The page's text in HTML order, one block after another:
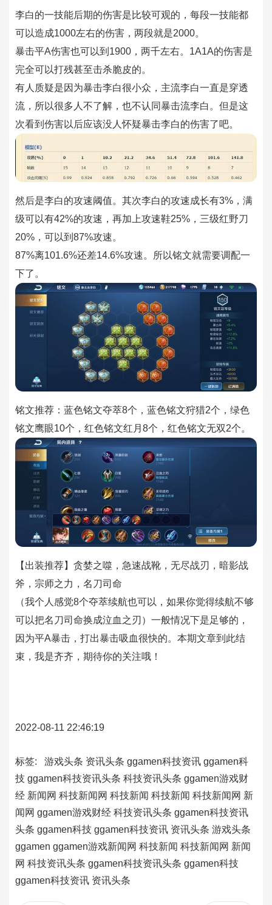
李白的一技能后期的伤害是比较可观的，每段一技能都
可以造成1000左右的伤害，两段就是2000。
暴击平A伤害也可以到1900，两千左右。 1A1A的伤害是
完全可以打残甚至击杀脆皮的。
有人质疑是因为暴击李白很小众，主流李白一直是穿透
流，所以很多人不了解，也不认同暴击流李白。但是这
次看到伤害以后应该没人怀疑暴击李白的伤害了吧。
然后是李白的攻速阈值。其次李白的攻速成长有3%，满
级可以有42%的攻速，再加上攻速鞋25%，三级红野刀
20%，可以到87%攻速。
87%离101.6%还差14.6%攻速。所以铭文就需要调配一
下了。
铭文推荐：蓝色铭文夺萃8个，蓝色铭文狩猎2个，绿色
铭文鹰眼10个，红色铭文红月8个，红色铭文无双2个。
【出装推荐】贪婪之噬，急速战靴，无尽战刃，暗影战
斧，宗师之力，名刀司命
（我个人感觉8个夺萃续航也可以，如果你觉得续航不够
可以把名刀司命换成泣血之刃） 一般情况下是足够的，
因为平A暴击，打出暴击吸血很快的。 本期文章到此结
束，我是齐齐，期待你的关注哦！
2022-08-11 22:46:19
标签: 游戏头条 资讯头条 ggamen科技资讯 ggamen科
技 ggamen科技资讯头条 科技资讯头条 ggamen游戏财
经 新闻网 科技新闻网 科技新闻 科技新闻 科技新闻网 新
闻网 ggamen游戏财经 科技资讯头条 ggamen科技资讯
头条 ggamen科技 ggamen科技资讯 资讯头条 游戏头条
ggamen ggamen游戏新闻网 科技新闻 科技新闻网 新闻
网 科技资讯头条 ggamen科技资讯头条 ggamen科技
ggamen科技资讯 资讯头条